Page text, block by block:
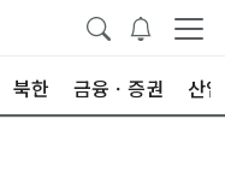
북한 금융ㆍ증권 산업